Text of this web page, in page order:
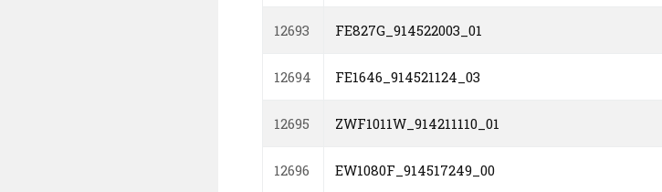
12693 FE827G_914522003_01
12694 FE1646_914521124_03
12695 ZWF1011W_914211110_01
12696 EW1080F_914517249_00